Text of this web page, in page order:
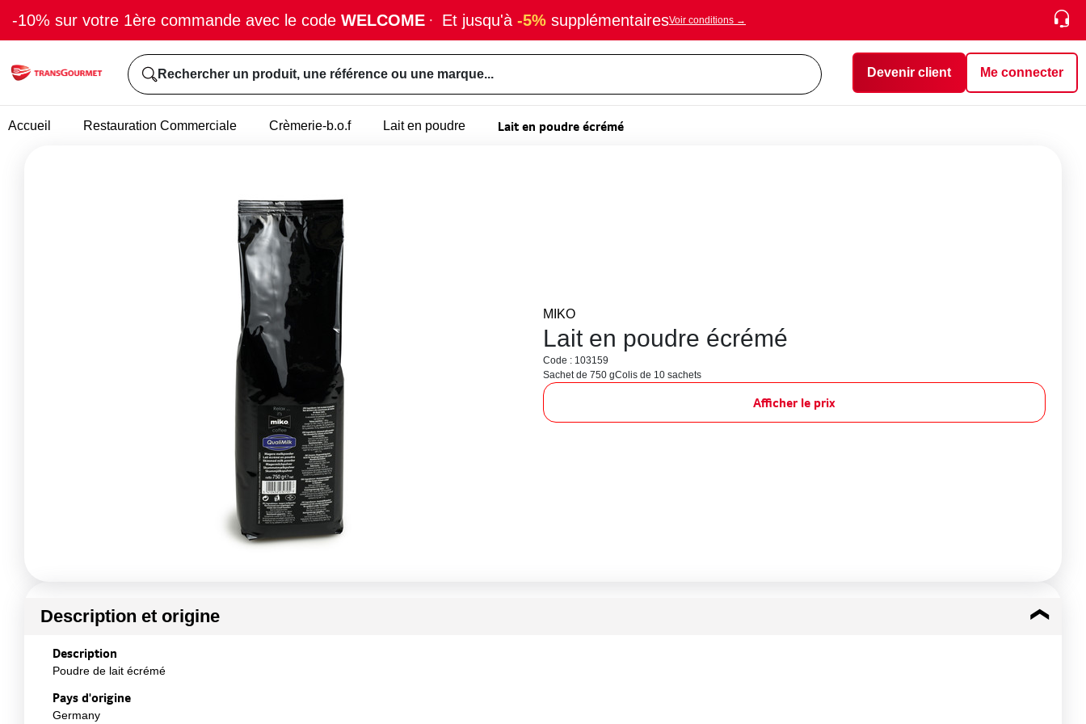
-10% sur votre 1ère commande avec le code WELCOME · Et jusqu'à -5% supplémentairesVoir conditions →
Rechercher un produit, une référence ou une marque... Devenir client Me connecter
Accueil Restauration Commerciale Crèmerie-b.o.f Lait en poudre Lait en poudre écrémé
MIKO
Lait en poudre écrémé
Code : 103159
Sachet de 750 gColis de 10 sachets
Afficher le prix
Description et origine
Description
Poudre de lait écrémé
Pays d'origine
Germany